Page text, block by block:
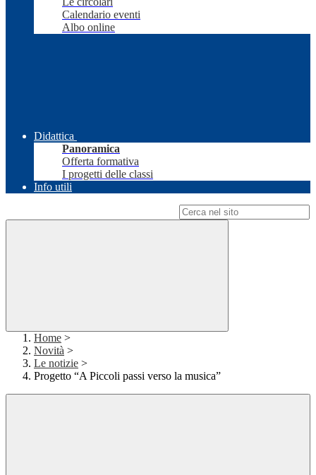
Calendario eventi
Albo online
Didattica
Panoramica
Offerta formativa
I progetti delle classi
Info utili
Home >
Novità >
Le notizie >
Progetto “A Piccoli passi verso la musica”